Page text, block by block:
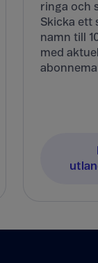
ringa och
Skicka ett
namn till
med